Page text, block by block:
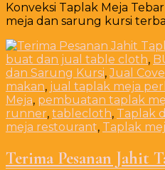
Konveksi Taplak Meja
meja dan sarung kursi
buat dan jual table cloth,
dan Sarung Kursi,Jual
makan, jual taplak meja
Meja, pembuatan taplak
runner, tablecloth, Taplak
meja restourant, Taplak
Terima Pesanan Jahit